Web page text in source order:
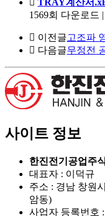
TRAY계산서
1569회 다운로드
이전글고조파
다음글무정전
사이트 정보
한진전기공업주
대표자 : 이덕규
주소 : 경남 창원
암동)
사업자 등록번호 :